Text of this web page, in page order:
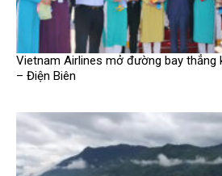
Vietnam Airlines mở đường bay thẳng
– Điện Biên